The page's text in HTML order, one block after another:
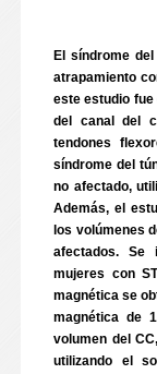
El síndrome
atrapamiento
este estudio
del canal del
tendones
síndrome del
no afectado,
Además, el
los volúmenes
afectados. Se
mujeres con
magnética se
magnética de
volumen del
utilizando el